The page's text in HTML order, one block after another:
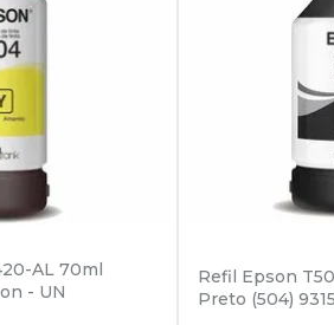
AL 70ml
- UN
Refil Epson
Preto (504)